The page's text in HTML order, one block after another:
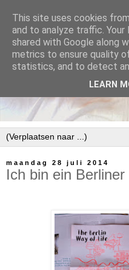
maandag 28 juli 2014
Ich bin ein Berliner
This site uses cookies
and to analyze traffic.
shared with Google along
metrics to ensure quality
statistics, and to detect
LEARN